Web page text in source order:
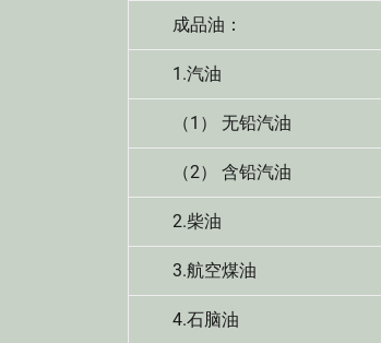
成品油：
1.汽油
（1） 无铅汽油
（2） 含铅汽油
2.柴油
3.航空煤油
4.石脑油